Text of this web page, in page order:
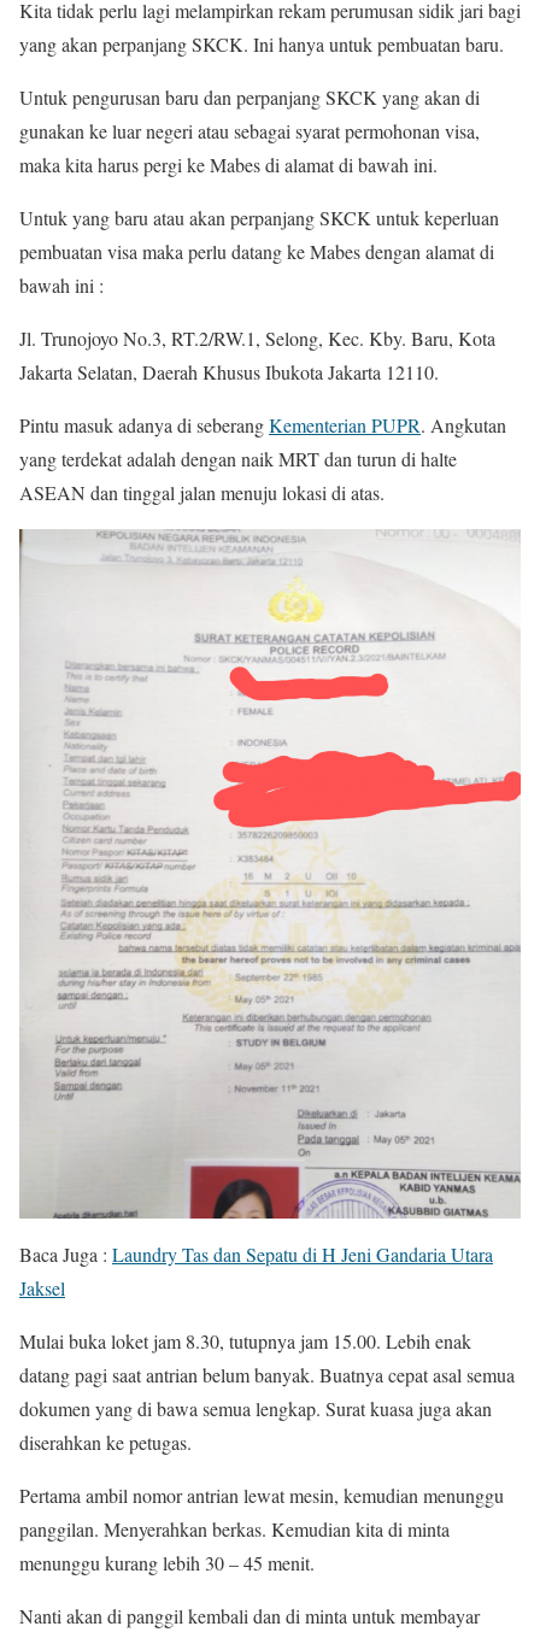
Kita tidak perlu lagi melampirkan rekam perumusan sidik jari bagi
yang akan perpanjang SKCK. Ini hanya untuk pembuatan baru.
Untuk pengurusan baru dan perpanjang SKCK yang akan di
gunakan ke luar negeri atau sebagai syarat permohonan visa,
maka kita harus pergi ke Mabes di alamat di bawah ini.
Untuk yang baru atau akan perpanjang SKCK untuk keperluan
pembuatan visa maka perlu datang ke Mabes dengan alamat di
bawah ini :
Jl. Trunojoyo No.3, RT.2/RW.1, Selong, Kec. Kby. Baru, Kota
Jakarta Selatan, Daerah Khusus Ibukota Jakarta 12110.
Pintu masuk adanya di seberangKementerian PUPR. Angkutan
yang terdekat adalah dengan naik MRT dan turun di halte
ASEAN dan tinggal jalan menuju lokasi di atas.
Baca Juga : Laundry Tas dan Sepatu di H Jeni Gandaria Utara
Jaksel
Mulai buka loket jam 8.30, tutupnya jam 15.00. Lebih enak
datang pagi saat antrian belum banyak. Buatnya cepat asal semua
dokumen yang di bawa semua lengkap. Surat kuasa juga akan
diserahkan ke petugas.
Pertama ambil nomor antrian lewat mesin, kemudian menunggu
panggilan. Menyerahkan berkas. Kemudian kita di minta
menunggu kurang lebih 30 – 45 menit.
Nanti akan di panggil kembali dan di minta untuk membayar